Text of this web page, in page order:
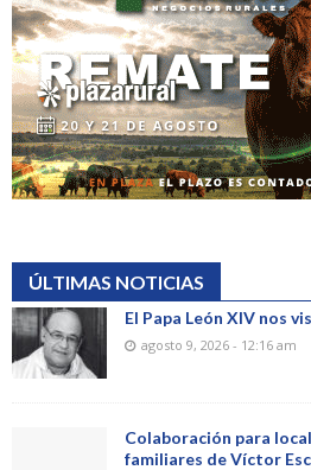
ÚLTIMAS NOTICIAS
El Papa León XIV nos
agosto 9, 2026 - 12:16 am
Colaboración para
familiares de Víctor